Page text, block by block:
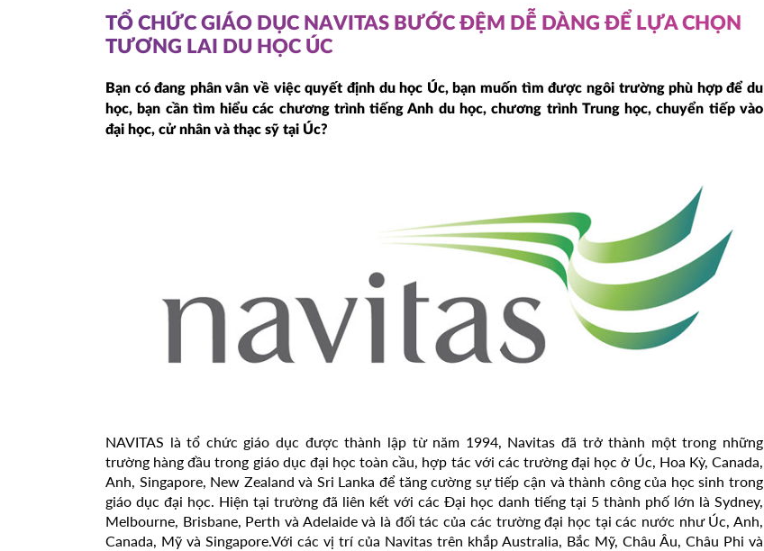
TỔ CHỨC GIÁO DỤC NAVITAS BƯỚC ĐỆM DỄ DÀNG ĐỂ LỰA CHỌN
TƯƠNG LAI DU HỌC ÚC
Bạn có đang phân vân về việc quyết định du học Úc, bạn muốn tìm được ngôi trường phù hợp để du
học, bạn cần tìm hiểu các chương trình tiếng Anh du học, chương trình Trung học, chuyển tiếp vào
đại học, cử nhân và thạc sỹ tại Úc?
NAVITAS là tổ chức giáo dục được thành lập từ năm 1994, Navitas đã trở thành một trong những
trường hàng đầu trong giáo dục đại học toàn cầu, hợp tác với các trường đại học ở Úc, Hoa Kỳ, Canada,
Anh, Singapore, New Zealand và Sri Lanka để tăng cường sự tiếp cận và thành công của học sinh trong
giáo dục đại học. Hiện tại trường đã liên kết với các Đại học danh tiếng tại 5 thành phố lớn là Sydney,
Melbourne, Brisbane, Perth và Adelaide và là đối tác của các trường đại học tại các nước như Úc, Anh,
Canada, Mỹ và Singapore.Với các vị trí của Navitas trên khắp Australia, Bắc Mỹ, Châu Âu, Châu Phi và